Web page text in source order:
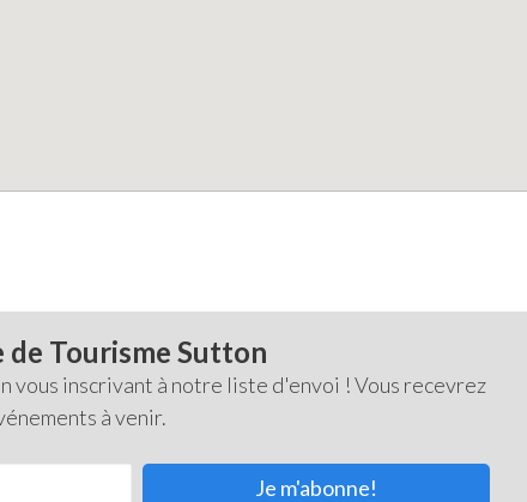
Tourisme Sutton
vous inscrivant à notre liste d'envoi ! Vous recevrez
à venir.
Je m'abonne!